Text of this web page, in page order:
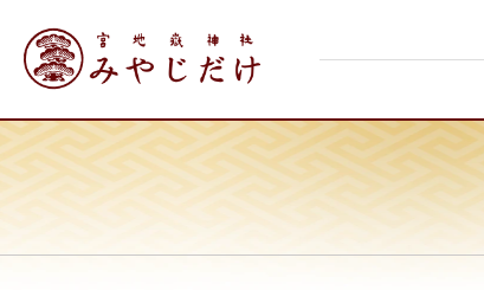
content